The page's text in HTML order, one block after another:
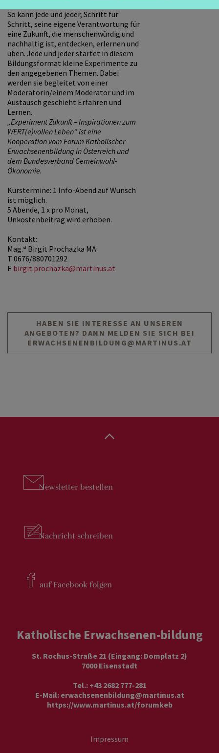
So kann jede und jeder, Schritt für
Schritt, seine eigene Verantwortung für
eine Zukunft, die menschenwürdig und
nachhaltig ist, entdecken, erlernen und
üben. Jede und jeder startet in diesem
Bildungsformat kleine Experimente zu
den angegebenen Themen. Dabei
werden sie begleitet von einer
Moderatorin/einem Moderator und im
Austausch geschieht Erfahren und
Lernen.
„Experiment Zukunft – Inspirationen zum
WERT(e)vollen Leben“ ist eine
Kooperation vom Forum Katholischer
Erwachsenenbildung in Österreich und
dem Bundesverband Gemeinwohl-
Ökonomie.
Kurstermine: 1 Info-Abend auf Wunsch
ist möglich.
5 Abende, 1 x pro Monat,
Unkostenbeitrag wird erhoben.
Kontakt:
Mag.a Birgit Prochazka MA
T 0676/880701292
E birgit.prochazka@martinus.at
HABEN SIE INTERESSE AN UNSEREN
ANGEBOTEN? DANN MELDEN SIE SICH BEI
ERWACHSENENBILDUNG@MARTINUS.AT
Newsletter bestellen
Nachricht schreiben
auf Facebook folgen
Katholische Erwachsenen-bildung
St. Rochus-Straße 21 (Eingang: Domplatz 2)
7000 Eisenstadt
Tel.: +43 2682 777-281
E-Mail: erwachsenenbildung@martinus.at
https://www.martinus.at/forumkeb
Impressum